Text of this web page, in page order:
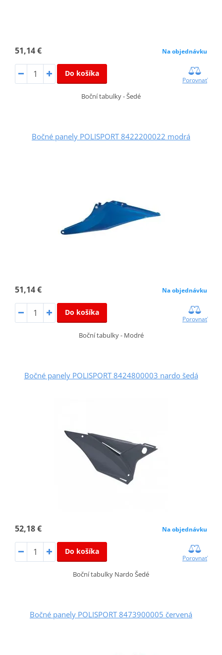
51,14 € Na objednávku
Do košíka
Porovnať
Boční tabulky - Šedé
Bočné panely POLISPORT 8422200022 modrá
51,14 € Na objednávku
Do košíka
Porovnať
Boční tabulky - Modré
Bočné panely POLISPORT 8424800003 nardo šedá
52,18 € Na objednávku
Do košíka
Porovnať
Boční tabulky Nardo Šedé
Bočné panely POLISPORT 8473900005 červená